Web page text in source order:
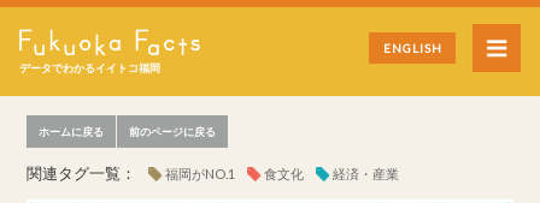
データでわかるイイトコ福岡
ENGLISH
ホームに戻る 前のページに戻る
関連タグ一覧： 福岡がNO.1 食文化 経済・産業